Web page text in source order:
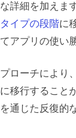
詳細を加えま
イプの段階に
アプリの使い
ローチにより、
移行すること
通じた反復的